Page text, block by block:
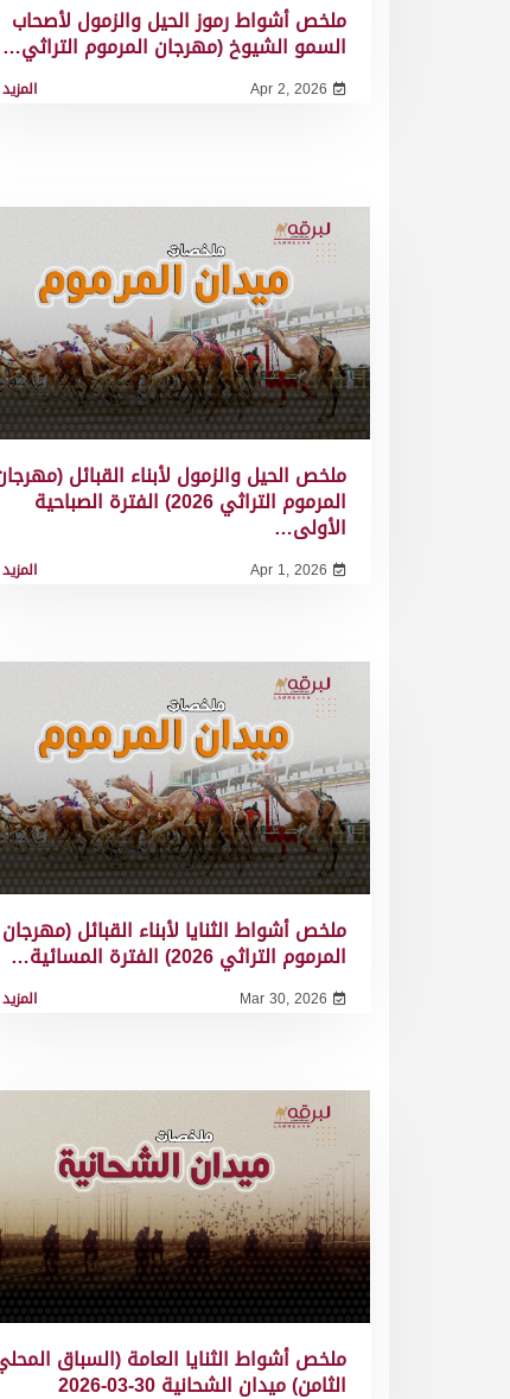
ملخص أشواط رموز الحيل والزمول لأصحاب
السمو الشيوخ (مهرجان المرموم التراثي…
Apr 2, 2026 المزيد
ملخص الحيل والزمول لأبناء القبائل
المرموم التراثي 2026) الفترة الصباحية
الأولى…
Apr 1, 2026 المزيد
ملخص أشواط الثنايا لأبناء القبائل (مهرجان
المرموم التراثي 2026) الفترة المسائية…
Mar 30, 2026 المزيد
ملخص أشواط الثنايا العامة (السباق
الثامن) ميدان الشحانية 30-03-2026